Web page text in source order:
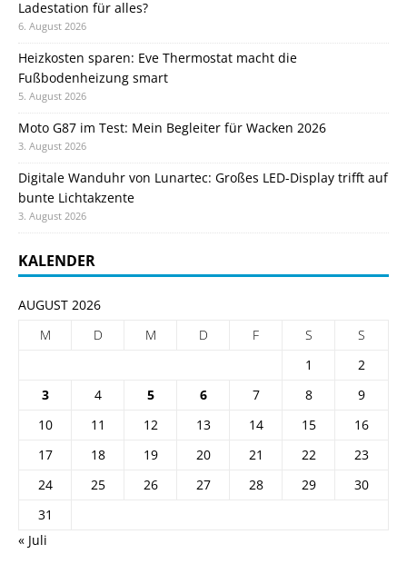
Ladestation für alles?
6. August 2026
Heizkosten sparen: Eve Thermostat macht die
Fußbodenheizung smart
5. August 2026
Moto G87 im Test: Mein Begleiter für Wacken 2026
3. August 2026
Digitale Wanduhr von Lunartec: Großes LED-Display trifft auf
bunte Lichtakzente
3. August 2026
KALENDER
AUGUST 2026
M
D M D F S
S
1
2
3
4 5 6 7 8
9
10
11 12 13 14 15
16
17
18 19 20 21 22
23
24
25 26 27 28 29
30
31
« Juli